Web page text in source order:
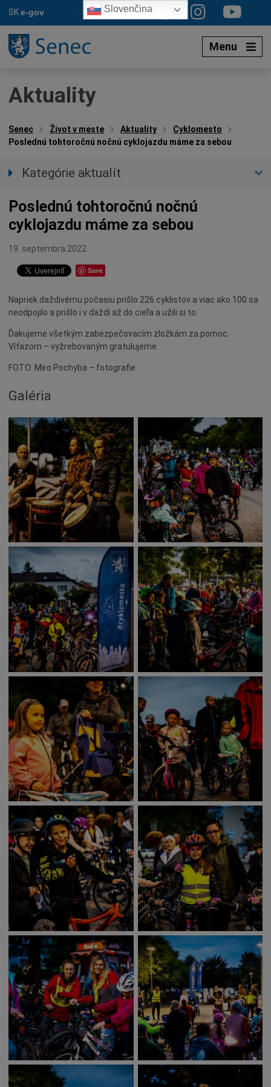
SKe-gov
Menu
Aktuality
Senec Život v meste Aktuality
Cyklomesto
Poslednú tohtoročnú nočnú cyklojazdu máme za sebou
Kategórie aktualít
Spravodajstvo
Parkovacia politika
Kultúra
Ocenenia
Údržba
Doprava
Oznamy
Primátor
Otázky a odpovede
Napísali o nás
Osobnosti
História
Ocenenia
Voľby
Šport
Naše školy
Seniori
Partnerské mestá
Národnostné menšiny
Podujatie
Cyklomesto
Rekonštrukcia
Turizmus
Slnečné jazerá
Zdravotníctvo
Dobrovoľníctvo
Rady a tipy
Benefícia
Deti a rodina
Dobrovoľníctvo
Benefícia
Duchovný život
EkoMesto
Tradície
Veda
Zvieratá
Súťaž
Pracovné ponuky
Poslednú tohtoročnú nočnú
cyklojazdu máme za sebou
19. septembra 2022
Save
Napriek daždivému počasiu prišlo 226 cyklistov a viac ako 100 sa
neodpojilo a prišlo i v daždi až do cieľa a užili si to.
Ďakujeme všetkým zabezpečovacím zložkám za pomoc.
Víťazom – vyžrebovaným gratulujeme.
FOTO: Miro Pochyba – fotografie
Galéria
Slovenčina